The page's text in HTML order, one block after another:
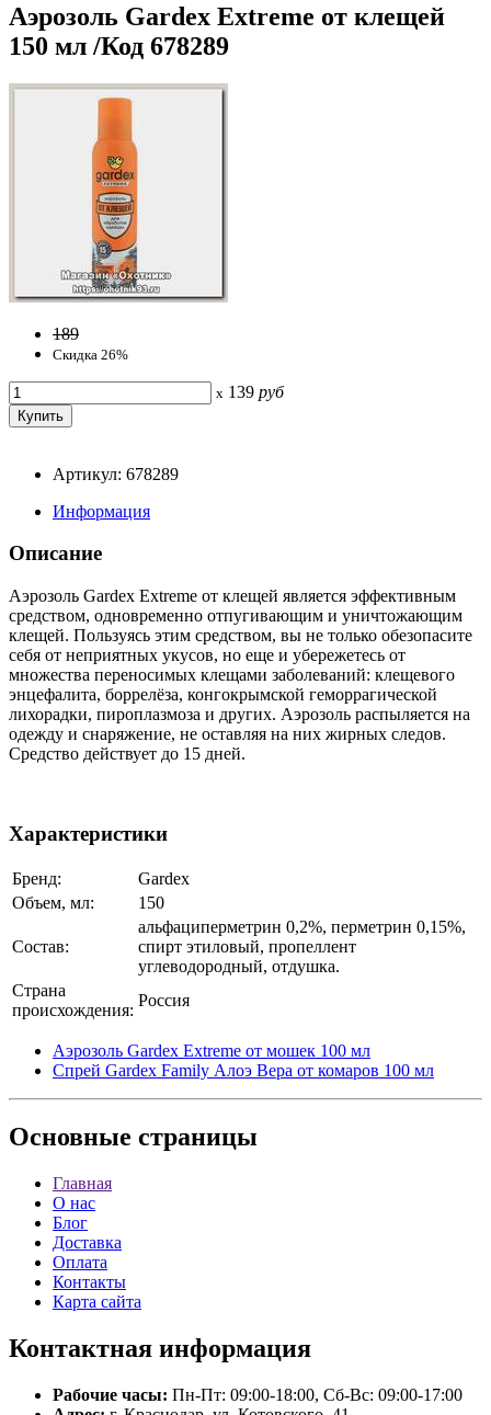
Аэрозоль Gardex Extreme от клещей
150 мл /Код 678289
189
Скидка 26%
x 139 руб
Артикул: 678289
Информация
Описание
Аэрозоль Gardex Extreme от клещей является эффективным
средством, одновременно отпугивающим и уничтожающим
клещей. Пользуясь этим средством, вы не только обезопасите
себя от неприятных укусов, но еще и убережетесь от
множества переносимых клещами заболеваний: клещевого
энцефалита, боррелёза, конгокрымской геморрагической
лихорадки, пироплазмоза и других. Аэрозоль распыляется на
одежду и снаряжение, не оставляя на них жирных следов.
Средство действует до 15 дней.
Характеристики
Бренд:
Gardex
Объем, мл:
150
Состав:
альфациперметрин 0,2%, перметрин 0,15%,
спирт этиловый, пропеллент
углеводородный, отдушка.
Страна
происхождения:
Россия
Аэрозоль Gardex Extreme от мошек 100 мл
Спрей Gardex Family Алоэ Вера от комаров 100 мл
Основные страницы
Главная
О нас
Блог
Доставка
Оплата
Контакты
Карта сайта
Контактная информация
Рабочие часы: Пн-Пт: 09:00-18:00, Сб-Вс: 09:00-17:00